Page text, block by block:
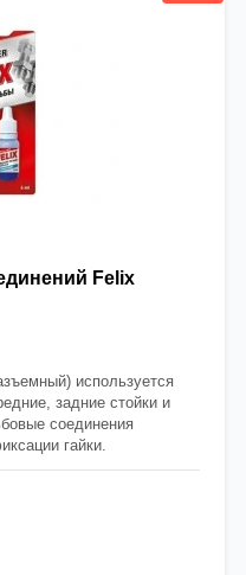
Felix
используется
задние стойки и
соединения
гайки.